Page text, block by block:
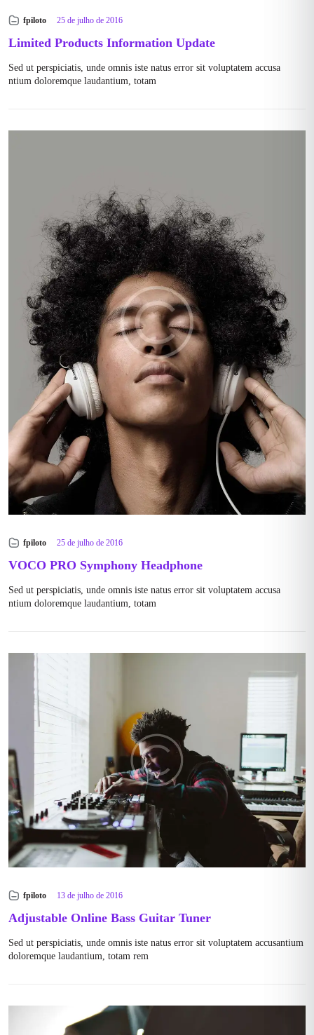
fpiloto 25 de julho de 2016
Limited Products Information Update
Sed ut perspiciatis, unde omnis iste natus error sit voluptatem accusa
ntium doloremque laudantium, totam
fpiloto 25 de julho de 2016
VOCO PRO Symphony Headphone
Sed ut perspiciatis, unde omnis iste natus error sit voluptatem accusa
ntium doloremque laudantium, totam
fpiloto 13 de julho de 2016
Adjustable Online Bass Guitar Tuner
Sed ut perspiciatis, unde omnis iste natus error sit voluptatem accusantium
doloremque laudantium, totam rem